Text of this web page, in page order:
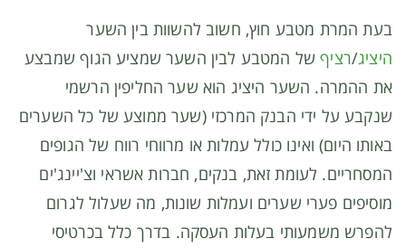
בעת המרת מטבע חוץ, חשוב להשוות בין השער
היציג/רציףשל המטבע לבין השער שמציע הגוף שמבצע
את ההמרה. השער היציג הוא שער החליפין הרשמי
שנקבע על ידי הבנק המרכזי (שער ממוצע של כל השערים
באותו היום) ואינו כולל עמלות או מרווחי רווח של הגופים
המסחריים. לעומת זאת, בנקים, חברות אשראי וצ'יינג'ים
מוסיפים פערי שערים ועמלות שונות, מה שעלול לגרום
להפרש משמעותי בעלות העסקה. בדרך כלל בכרטיסי